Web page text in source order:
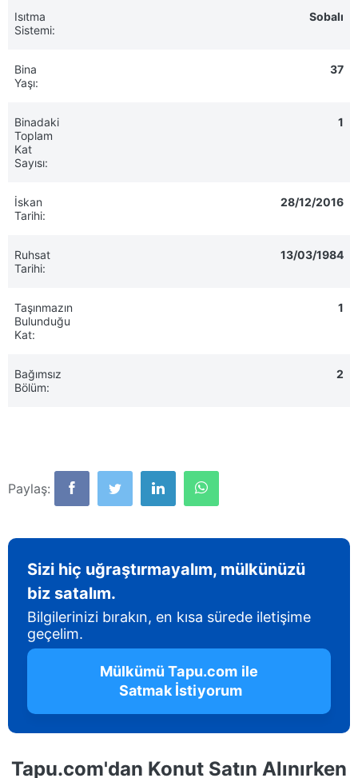
Isıtma
Sistemi:
Sobalı
Bina
Yaşı:
37
Binadaki
Toplam
Kat
Sayısı:
1
İskan
Tarihi:
28/12/2016
Ruhsat
Tarihi:
13/03/1984
Taşınmazın
Bulunduğu
Kat:
1
Bağımsız
Bölüm:
2
Paylaş:
Sizi hiç uğraştırmayalım, mülkünüzü
biz satalım.
Bilgilerinizi bırakın, en kısa sürede iletişime
geçelim.
Mülkümü Tapu.com ile
Satmak İstiyorum
Tapu.com'dan Konut Satın Alınırken